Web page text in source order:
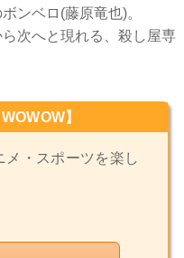
ンベロ(藤原竜也)。
次へと現れる、殺し屋専
】
メ・スポーツを楽し